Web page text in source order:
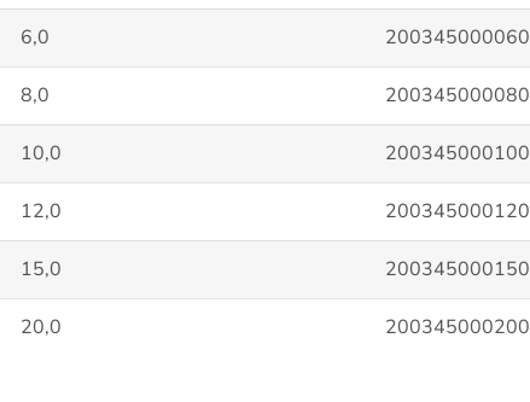
6,0 200345000060
8,0 200345000080
10,0 200345000100
12,0 200345000120
15,0 200345000150
20,0 200345000200